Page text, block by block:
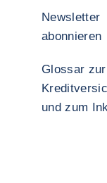
Newsletter
abonnieren
Glossar zur
und zum